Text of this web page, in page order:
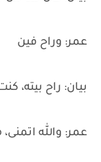
عمر: وراح فين
بيان: راح بيته،
عمر: والله